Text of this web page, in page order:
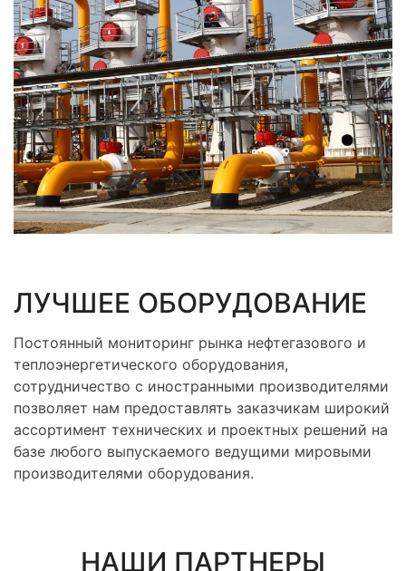
ЛУЧШЕЕ ОБОРУДОВАНИЕ
Постоянный мониторинг рынка нефтегазового и
теплоэнергетического оборудования,
сотрудничество с иностранными производителями
позволяет нам предоставлять заказчикам широкий
ассортимент технических и проектных решений на
базе любого выпускаемого ведущими мировыми
производителями оборудования.
НАШИ ПАРТНЕРЫ